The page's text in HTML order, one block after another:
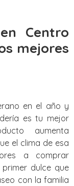
Centro
mejores
en el año y
es tu mejor
aumenta
el clima de esa
a comprar
dulce que
con la familia